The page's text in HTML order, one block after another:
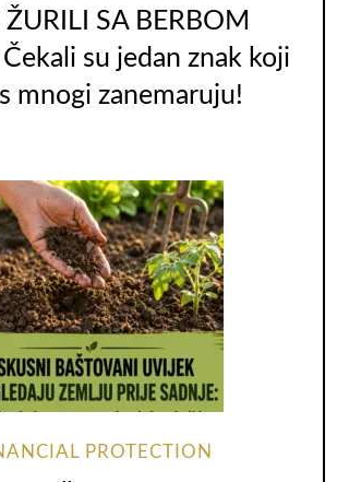
ŽURILI SA BERBOM
su jedan znak koji
mnogi zanemaruju!
PROTECTION